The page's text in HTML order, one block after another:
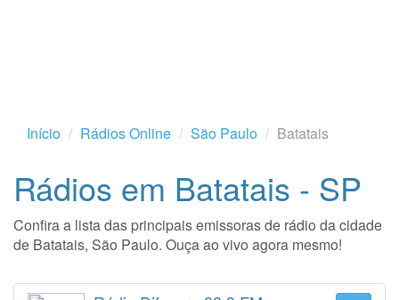
Início Rádios Online São Paulo Batatais
Rádios em Batatais - SP
Confira a lista das principais emissoras de rádio da cidade
de Batatais, São Paulo. Ouça ao vivo agora mesmo!